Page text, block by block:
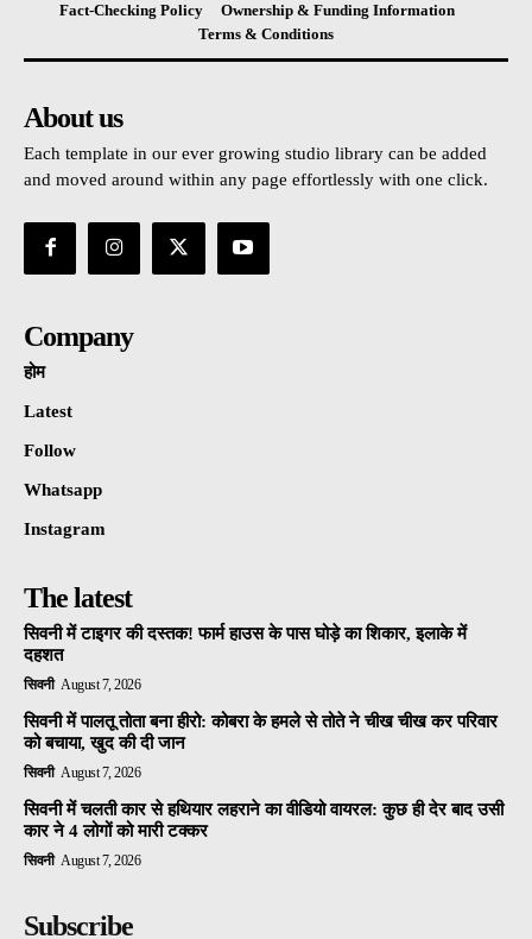
Fact-Checking Policy
Ownership & Funding Information
Terms & Conditions
About us
Each template in our ever growing studio library can be added
and moved around within any page effortlessly with one click.
Company
होम
Latest
Follow
Whatsapp
Instagram
The latest
सिवनी में टाइगर की दस्तक! फार्म हाउस के पास घोड़े का शिकार, इलाके में
दहशत
सिवनी August 7, 2026
सिवनी में पालतू तोता बना हीरो: कोबरा के हमले से तोते ने चीख चीख कर परिवार
को बचाया, खुद की दी जान
सिवनी August 7, 2026
सिवनी में चलती कार से हथियार लहराने का वीडियो वायरल: कुछ ही देर बाद उसी
कार ने 4 लोगों को मारी टक्कर
सिवनी August 7, 2026
Subscribe